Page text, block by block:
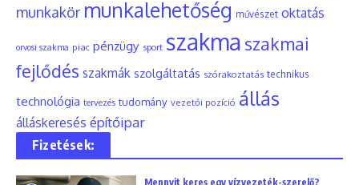
munkakör munkalehetőség művészet oktatás
orvosi szakma piac pénzügy sport szakma szakmai
fejlődés szakmák szolgáltatás szórakoztatás technikus
technológia tervezés tudomány vezetői pozíció állás
álláskeresés építőipar
Fizetések:
Mennyit keres egy vízvezeték-szerelő?